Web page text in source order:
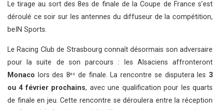
Le tirage au sort des 8es de finale de la Coupe de France s’est
déroulé ce soir sur les antennes du diffuseur de la compétition,
beIN Sports.
Le Racing Club de Strasbourg connaît désormais son adversaire
pour la suite de son parcours : les Alsaciens affronteront
Monaco lors des 8es de finale. La rencontre se disputera les 3
ou 4 février prochains, avec une qualification pour les quarts
de finale en jeu. Cette rencontre se déroulera entre la réception